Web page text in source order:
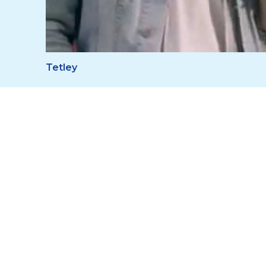
Tetley